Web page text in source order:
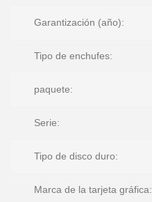
Garantización (año):
Tipo de enchufes:
paquete:
Serie:
Tipo de disco duro:
Marca de la tarjeta gráfica: